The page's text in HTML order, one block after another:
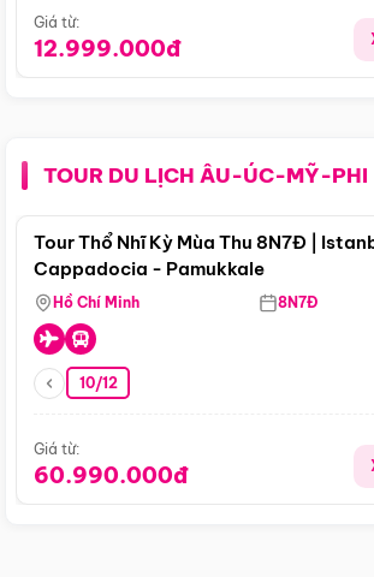
Giá từ:
12.999.000đ
TOUR DU LỊCH ÂU-ÚC-MỸ-PHI
Tour Thổ Nhĩ Kỳ Mùa Thu 8N7Đ |
Cappadocia - Pamukkale
Hồ Chí Minh 8N7Đ
10/12
Giá từ:
60.990.000đ